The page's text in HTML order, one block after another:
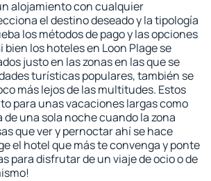
alojamiento con cualquier
el destino deseado y la tipología
los métodos de pago y las opciones
los hoteles en Loon Plage se
justo en las zonas en las que se
turísticas populares, también se
más lejos de las multitudes. Estos
para unas vacaciones largas como
una sola noche cuando la zona
que ver y pernoctar ahí se hace
el hotel que más te convenga y ponte
para disfrutar de un viaje de ocio o de